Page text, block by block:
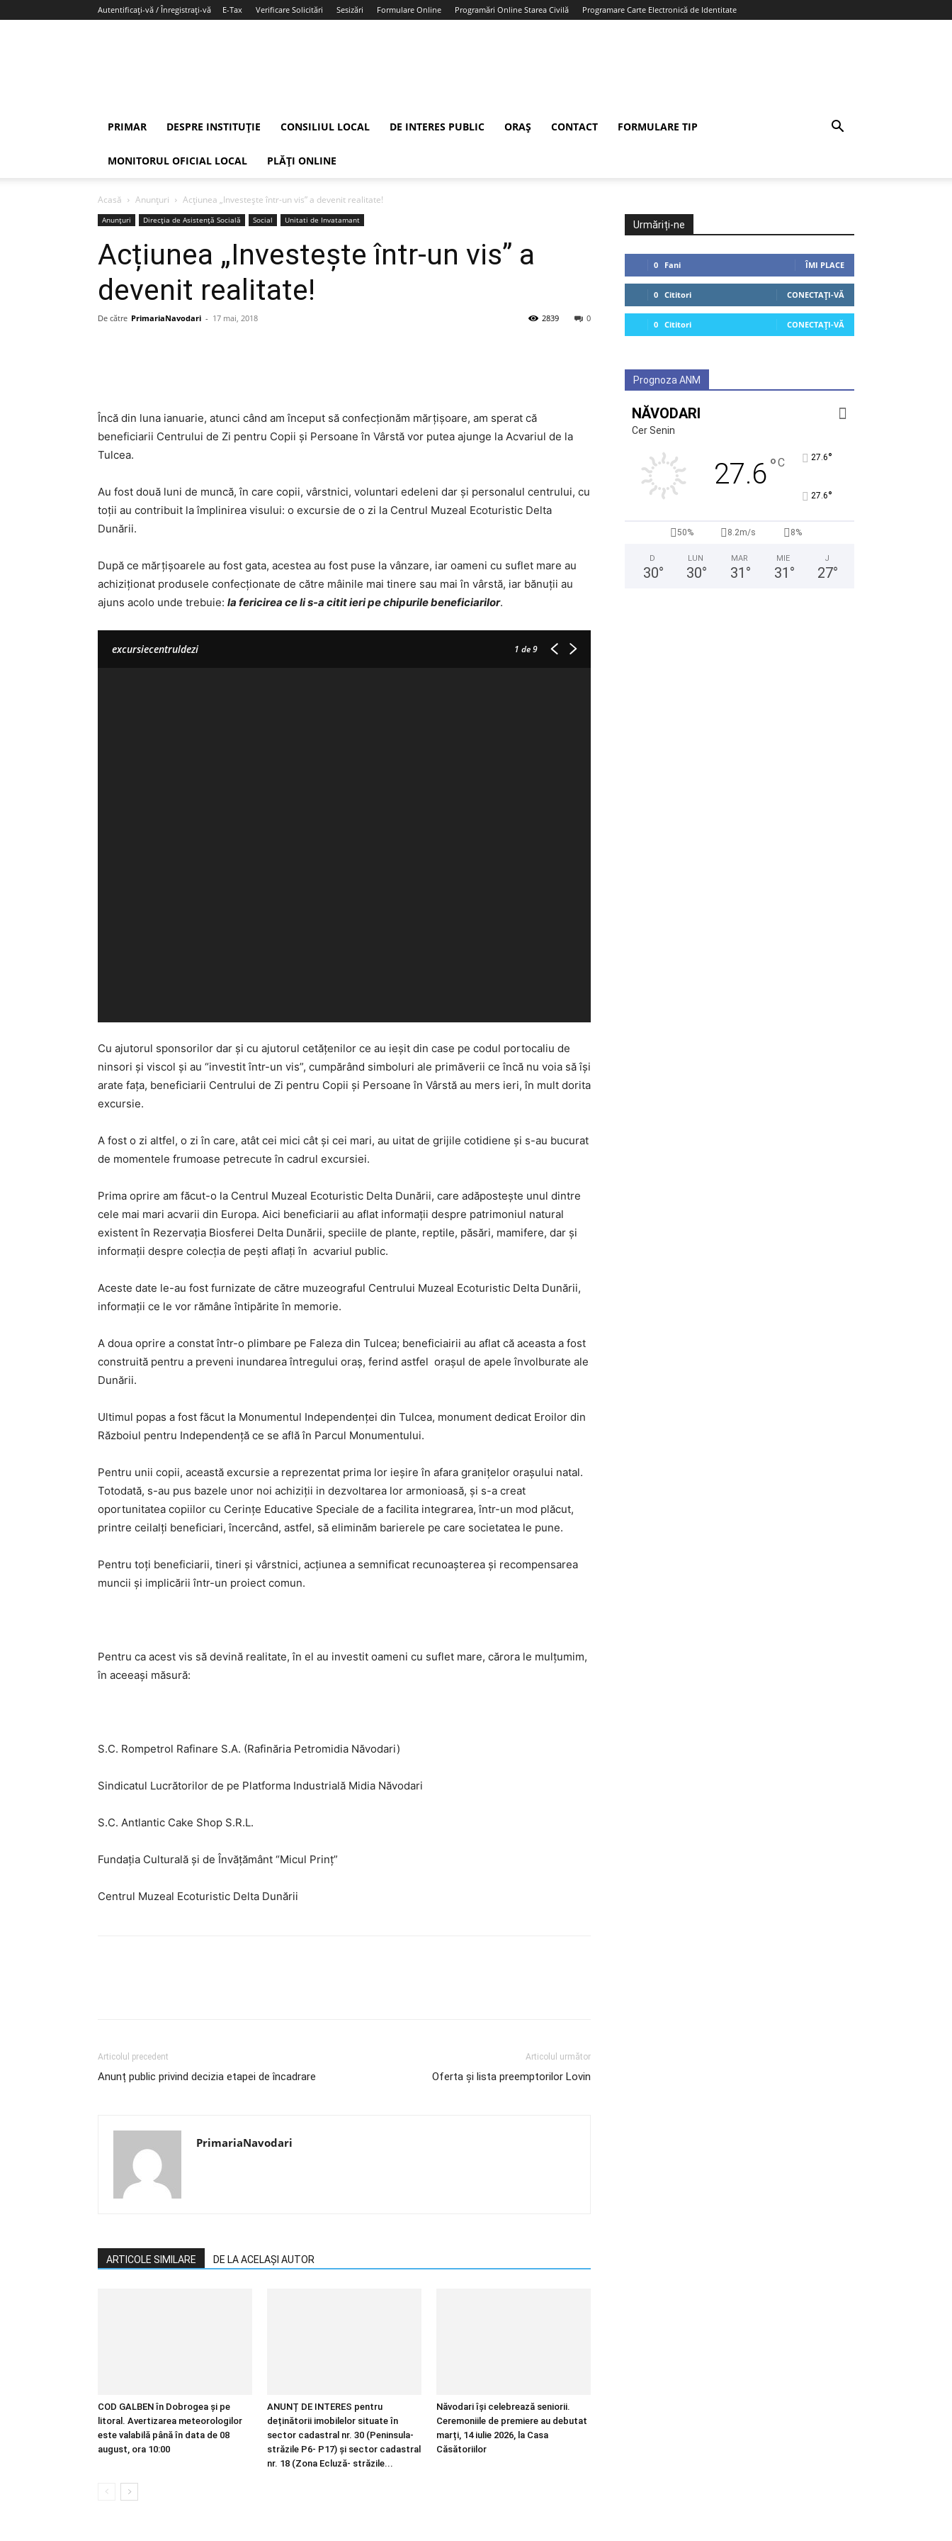
Autentificați-vă / Înregistrați-vă E-Tax Verificare Solicitări Sesizări Formulare Online Programări Online Starea Civilă Programare Carte Electronică de Identitate
PRIMAR DESPRE INSTITUȚIE CONSILIUL LOCAL DE INTERES PUBLIC ORAȘ CONTACT FORMULARE TIP
MONITORUL OFICIAL LOCAL PLĂȚI ONLINE
Acasă Anunțuri Acțiunea „Investește într-un vis” a devenit realitate!
Anunțuri Direcția de Asistență Socială Social Unitati de Invatamant
Acțiunea „Investește într-un vis” a
devenit realitate!
De către PrimariaNavodari - 17 mai, 2018 0
2839
Încă din luna ianuarie, atunci când am început să confecționăm mărțișoare, am sperat că
beneficiarii Centrului de Zi pentru Copii și Persoane în Vârstă vor putea ajunge la Acvariul de la
Tulcea.
Au fost două luni de muncă, în care copii, vârstnici, voluntari edeleni dar și personalul centrului, cu
toții au contribuit la împlinirea visului: o excursie de o zi la Centrul Muzeal Ecoturistic Delta
Dunării.
După ce mărțișoarele au fost gata, acestea au fost puse la vânzare, iar oameni cu suflet mare au
achiziționat produsele confecționate de către mâinile mai tinere sau mai în vârstă, iar bănuții au
ajuns acolo unde trebuie: la fericirea ce li s-a citit ieri pe chipurile beneficiarilor.
excursiecentruldezi 1 de 9
Cu ajutorul sponsorilor dar și cu ajutorul cetățenilor ce au ieșit din case pe codul portocaliu de
ninsori și viscol și au “investit într-un vis”, cumpărând simboluri ale primăverii ce încă nu voia să își
arate fața, beneficiarii Centrului de Zi pentru Copii și Persoane în Vârstă au mers ieri, în mult dorita
excursie.
A fost o zi altfel, o zi în care, atât cei mici cât și cei mari, au uitat de grijile cotidiene și s-au bucurat
de momentele frumoase petrecute în cadrul excursiei.
Prima oprire am făcut-o la Centrul Muzeal Ecoturistic Delta Dunării, care adăpostește unul dintre
cele mai mari acvarii din Europa. Aici beneficiarii au aflat informații despre patrimoniul natural
existent în Rezervația Biosferei Delta Dunării, speciile de plante, reptile, păsări, mamifere, dar și
informații despre colecția de pești aflați în acvariul public.
Aceste date le-au fost furnizate de către muzeograful Centrului Muzeal Ecoturistic Delta Dunării,
informații ce le vor rămâne întipărite în memorie.
A doua oprire a constat într-o plimbare pe Faleza din Tulcea; beneficiairii au aflat că aceasta a fost
construită pentru a preveni inundarea întregului oraș, ferind astfel orașul de apele învolburate ale
Dunării.
Ultimul popas a fost făcut la Monumentul Independenței din Tulcea, monument dedicat Eroilor din
Războiul pentru Independenţă ce se află în Parcul Monumentului.
Pentru unii copii, această excursie a reprezentat prima lor ieșire în afara granițelor orașului natal.
Totodată, s-au pus bazele unor noi achiziții in dezvoltarea lor armonioasă, și s-a creat
oportunitatea copiilor cu Cerințe Educative Speciale de a facilita integrarea, într-un mod plăcut,
printre ceilalți beneficiari, încercând, astfel, să eliminăm barierele pe care societatea le pune.
Pentru toți beneficiarii, tineri și vârstnici, acțiunea a semnificat recunoașterea și recompensarea
muncii și implicării într-un proiect comun.
Pentru ca acest vis să devină realitate, în el au investit oameni cu suflet mare, cărora le mulțumim,
în aceeași măsură:
S.C. Rompetrol Rafinare S.A. (Rafinăria Petromidia Năvodari)
Sindicatul Lucrătorilor de pe Platforma Industrială Midia Năvodari
S.C. Antlantic Cake Shop S.R.L.
Fundația Culturală și de Învățământ “Micul Prinț”
Centrul Muzeal Ecoturistic Delta Dunării
Articolul precedent
Anunț public privind decizia etapei de încadrare
Articolul următor
Oferta și lista preemptorilor Lovin
PrimariaNavodari
ARTICOLE SIMILARE DE LA ACELAȘI AUTOR
COD GALBEN în Dobrogea și pe
litoral. Avertizarea meteorologilor
este valabilă până în data de 08
august, ora 10:00
ANUNȚ DE INTERES pentru
deținătorii imobilelor situate în
sector cadastral nr. 30 (Peninsula-
străzile P6- P17) și sector cadastral
nr. 18 (Zona Ecluză- străzile...
Năvodari își celebrează seniorii.
Ceremoniile de premiere au debutat
marți, 14 iulie 2026, la Casa
Căsătoriilor
Urmăriți-ne
0 Fani ÎMI PLACE
0 Cititori CONECTAȚI-VĂ
0 Cititori CONECTAȚI-VĂ
Prognoza ANM
NĂVODARI
Cer Senin
27.6°C 27.6°
27.6°
50% 8.2m/s 8%
D
30°
LUN
30°
MAR
31 °
MIE
31 °
J
27°